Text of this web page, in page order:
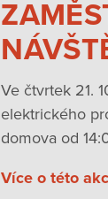
Ve čtvrtek 21.
elektrického
domova od
Více o této